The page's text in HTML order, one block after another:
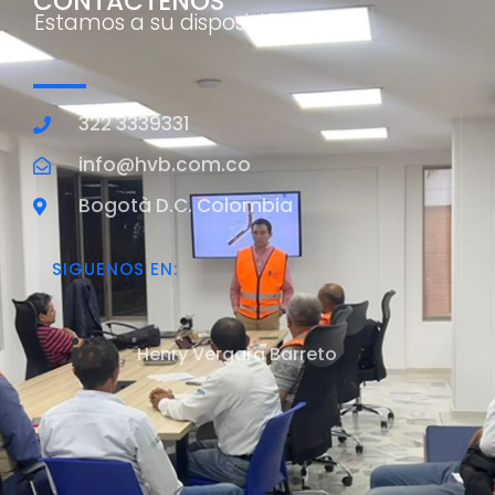
Estamos a su disposición
322 3339331
info@hvb.com.co
Bogotà D.C. Colombia
SIGUENOS EN:
Henry Vergara Barreto